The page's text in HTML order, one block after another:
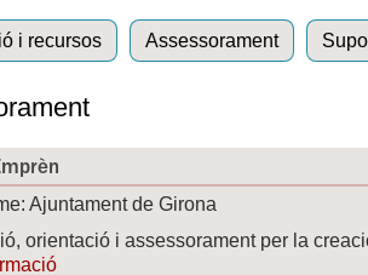
i recursos Assessorament
Ajuntament de Girona
orientació i assessorament per la